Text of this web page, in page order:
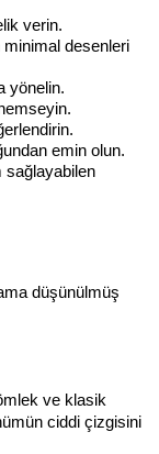
verin.
minimal desenleri
yönelin.
emin olun.
sağlayabilen
düşünülmüş
ve klasik
ciddi çizgisini